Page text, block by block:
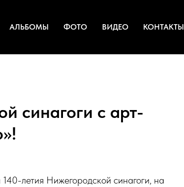
АЛЬБОМЫ ФОТО ВИДЕО КОНТАКТЫ
синагоги с арт-
летия Нижегородской синагоги, на